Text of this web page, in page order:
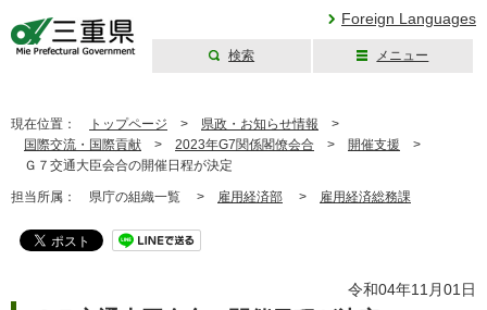
Foreign Languages
検索 メニュー
現在位置： トップページ > 県政・お知らせ情報 >
国際交流・国際貢献 > 2023年G7関係閣僚会合 > 開催支援 >
Ｇ７交通大臣会合の開催日程が決定
担当所属： 県庁の組織一覧 > 雇用経済部 > 雇用経済総務課
令和04年11月01日